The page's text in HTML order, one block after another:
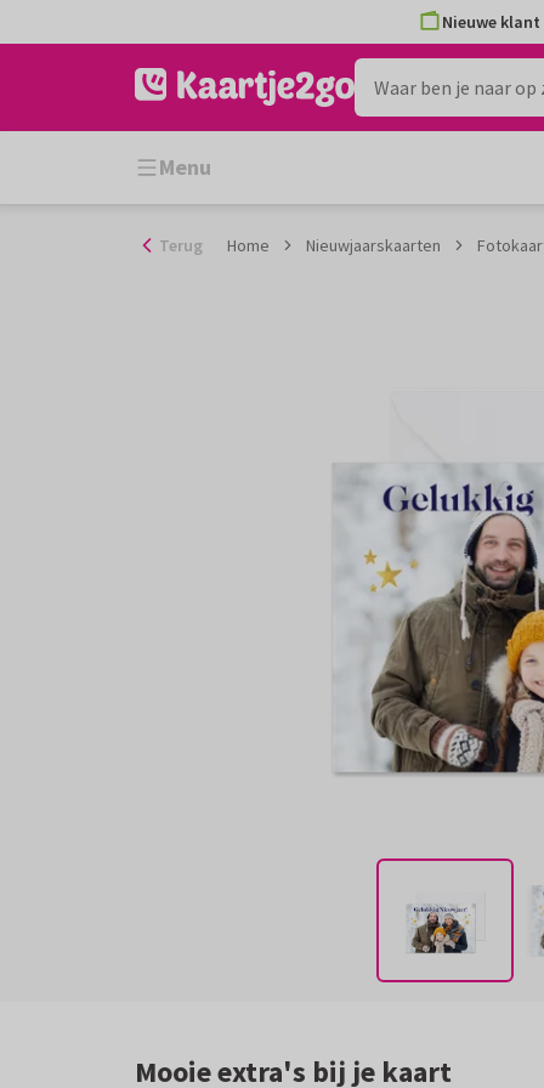
naar
Nieuwe
Menu
Terug Home Nieuwjaarskaarten
Mooie extra's bij je kaart